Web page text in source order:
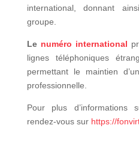
international, donnant
groupe.
Lenuméro international
lignes téléphoniques
permettant le maintien
professionnelle.
Pour plus d’informations
rendez-vous sur https://